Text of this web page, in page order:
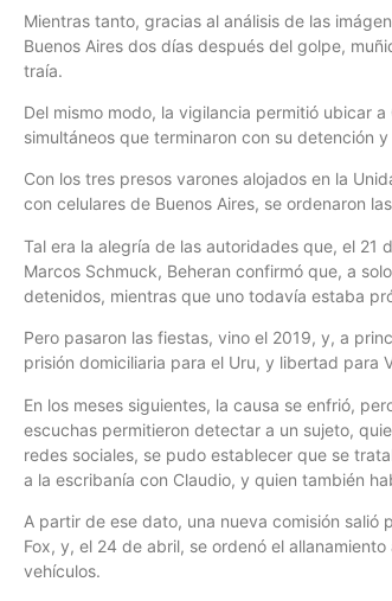
Mientras tanto, gracias al análisis de las
Buenos Aires dos días después del golpe,
traía.
Del mismo modo, la vigilancia permitió ubicar
simultáneos que terminaron con su detención
Con los tres presos varones alojados en la
con celulares de Buenos Aires, se ordenaron
Tal era la alegría de las autoridades que, el
Marcos Schmuck, Beheran confirmó que, a
detenidos, mientras que uno todavía estaba
Pero pasaron las fiestas, vino el 2019, y, a
prisión domiciliaria para el Uru, y libertad para
En los meses siguientes, la causa se enfrió,
escuchas permitieron detectar a un sujeto,
redes sociales, se pudo establecer que se
a la escribanía con Claudio, y quien también
A partir de ese dato, una nueva comisión salió
Fox, y, el 24 de abril, se ordenó el
vehículos.